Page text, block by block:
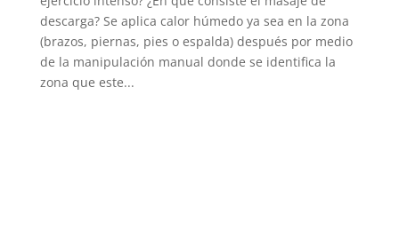
descarga? Se aplica calor húmedo ya sea en la zona
(brazos, piernas, pies o espalda) después por medio
de la manipulación manual donde se identifica la
zona que este...